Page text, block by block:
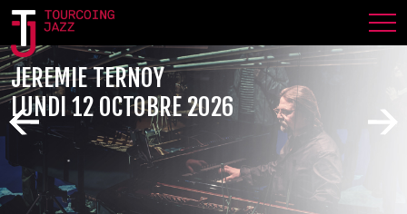
JEREMIE TERNOY
LUNDI 12 OCTOBRE 2026